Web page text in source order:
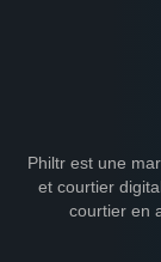
Philtr est une
et courtier
courtier en